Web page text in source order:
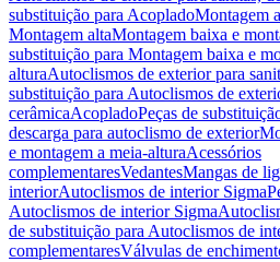
substituição para AcopladoMontagem
Montagem altaMontagem baixa e
substituição para Montagem baixa e
alturaAutoclismos de exterior para
substituição para Autoclismos de
cerâmicaAcopladoPeças de
descarga para autoclismo de exterior
e montagem a meia-alturaAcessórios
complementaresVedantesMangas de
interiorAutoclismos de interior Sigma
Autoclismos de interior Sigma
de substituição para Autoclismos de
complementaresVálvulas de